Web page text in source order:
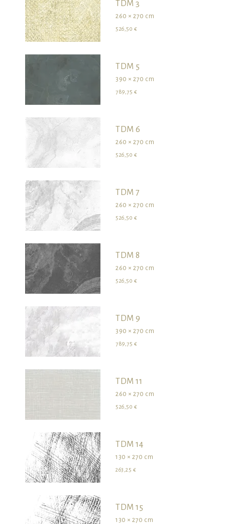
TDM 3
260 × 270 cm
526,50 €
TDM 5
390 × 270 cm
789,75 €
TDM 6
260 × 270 cm
526,50 €
TDM 7
260 × 270 cm
526,50 €
TDM 8
260 × 270 cm
526,50 €
TDM 9
390 × 270 cm
789,75 €
TDM 11
260 × 270 cm
526,50 €
TDM 14
130 × 270 cm
263,25 €
TDM 15
130 × 270 cm